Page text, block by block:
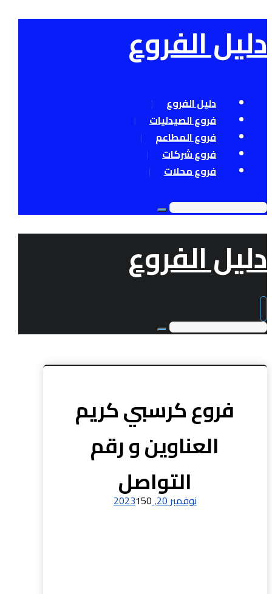
دليل الفروع
دليل الفروع
فروع الصيدليات
فروع المطاعم
فروع شركات
فروع محلات
دليل الفروع
فروع كرسبي كريم
العناوين و رقم
التواصل
نوفمبر 20, 2023 150